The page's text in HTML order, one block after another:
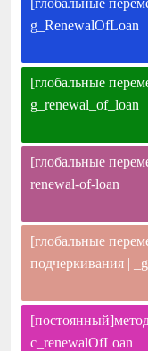
g_RenewalOfLoan
[глобальные
g_renewal_of_loan
[глобальные
renewal-of-loan
[глобальные
подчеркивания |
c_renewalOfLoan